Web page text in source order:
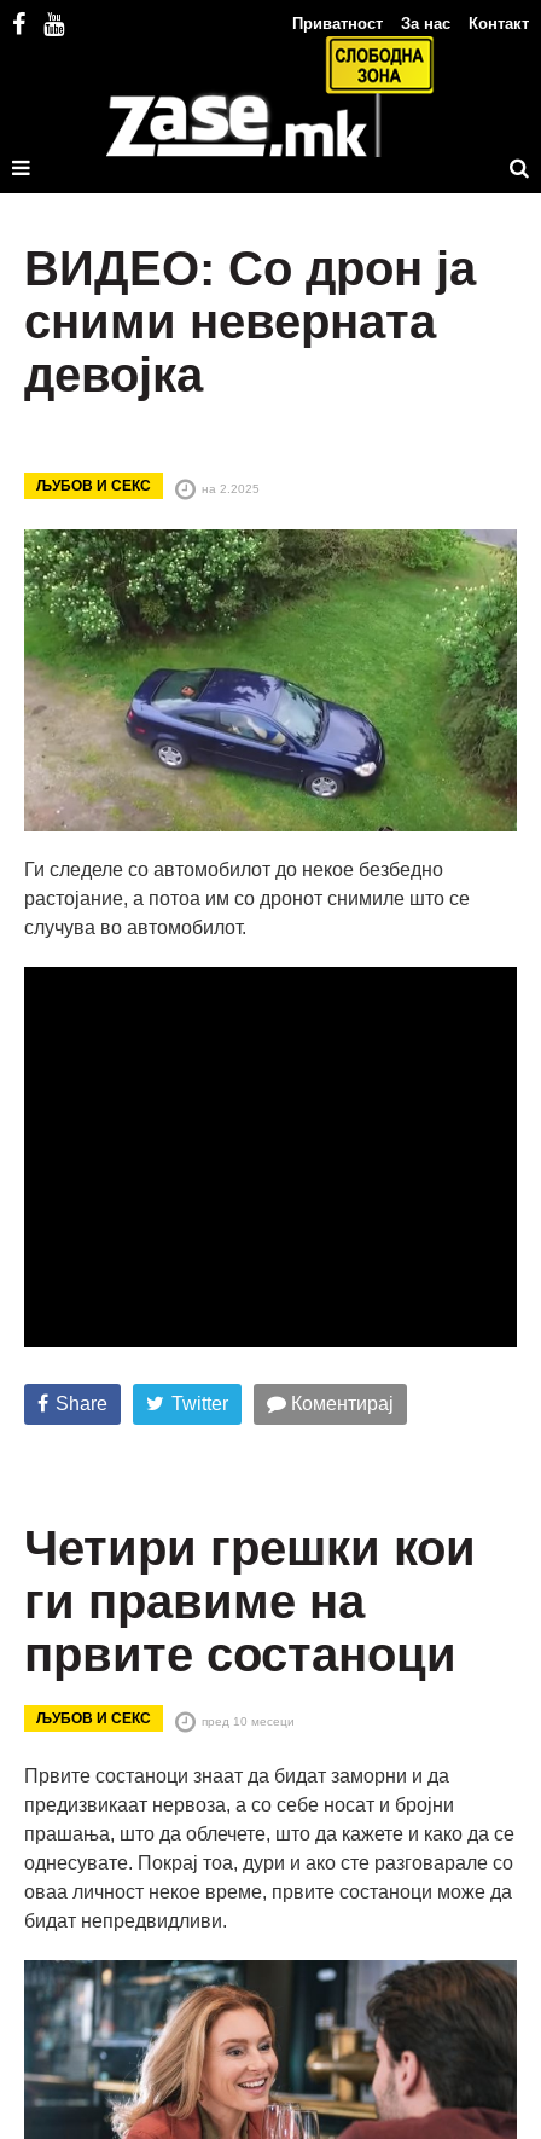
Приватност За нас Контакт
ВИДЕО: Со дрон ја
сними неверната
девојка
ЉУБОВ И СЕКС на 2.2025
Ги следеле со автомобилот до некое безбедно
растојание, а потоа им со дронот снимиле што се
случува во автомобилот.
Share Twitter Коментирај
Четири грешки кои
ги правиме на
првите состаноци
ЉУБОВ И СЕКС пред 10 месеци
Првите состаноци знаат да бидат заморни и да
предизвикаат нервоза, а со себе носат и бројни
прашања, што да облечете, што да кажете и како да се
однесувате. Покрај тоа, дури и ако сте разговарале со
оваа личност некое време, првите состаноци може да
бидат непредвидливи.